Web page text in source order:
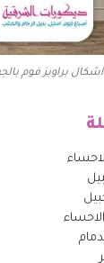
اشكال براويز فوم